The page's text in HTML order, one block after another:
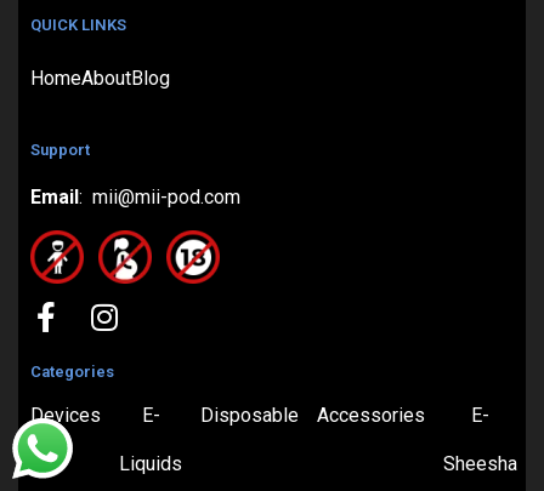
QUICK LINKS
HomeAboutBlog
Support
Email: mii@mii-pod.com
Categories
Devices E-
Liquids
Disposable Accessories E-
Sheesha